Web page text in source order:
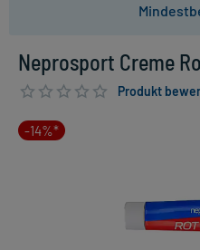
Neprosport Creme
Produkt
-14%*